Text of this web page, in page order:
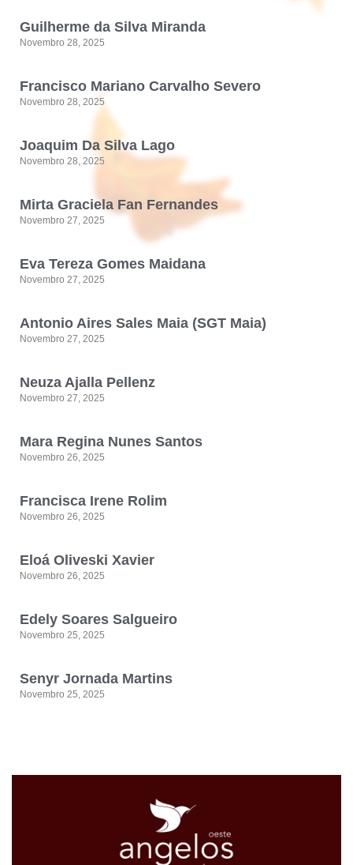
Guilherme da Silva Miranda
Novembro 28, 2025
Francisco Mariano Carvalho Severo
Novembro 28, 2025
Joaquim Da Silva Lago
Novembro 28, 2025
Mirta Graciela Fan Fernandes
Novembro 27, 2025
Eva Tereza Gomes Maidana
Novembro 27, 2025
Antonio Aires Sales Maia (SGT Maia)
Novembro 27, 2025
Neuza Ajalla Pellenz
Novembro 27, 2025
Mara Regina Nunes Santos
Novembro 26, 2025
Francisca Irene Rolim
Novembro 26, 2025
Eloá Oliveski Xavier
Novembro 26, 2025
Edely Soares Salgueiro
Novembro 25, 2025
Senyr Jornada Martins
Novembro 25, 2025